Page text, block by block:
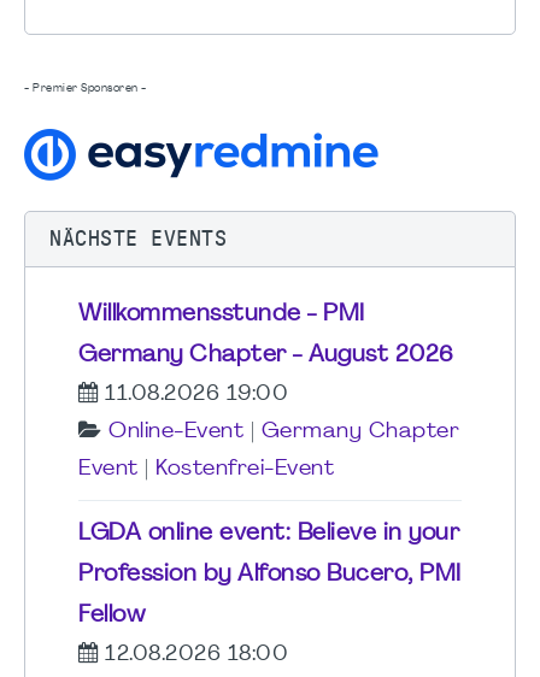
- Premier Sponsoren -
NÄCHSTE EVENTS
Willkommensstunde - PMI
Germany Chapter - August 2026
11.08.2026 19:00
Online-Event
Germany Chapter
Event
Kostenfrei-Event
LGDA online event: Believe in your
Profession by Alfonso Bucero, PMI
Fellow
12.08.2026 18:00